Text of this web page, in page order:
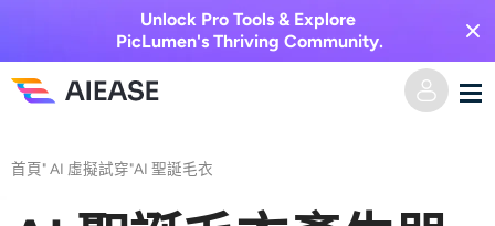
Unlock Pro Tools & Explore
PicLumen's Thriving Community.
首頁"AI 虛擬試穿"AI 聖誕毛衣